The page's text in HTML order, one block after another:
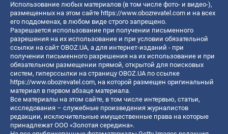
Использование любых материалов (в том числе фото- и видео-),
размещенных на этом сайте https://www.obozrevatel.com и на всех
его поддоменах, в любом виде строго запрещено.
Разрешается использование при получении письменного
разрешения на их использование и при условии обязательной
ссылки на сайт OBOZ.UA, а для интернет-изданий - при
получении письменного разрешения на их использование и при
обязательном размещении прямой, открытой для поисковых
систем, гиперссылки на страницу OBOZ.UA по ссылке
https://www.obozrevatel.com, на которой размещен оригинальный
материал в первом абзаце материала.
Все материалы на этом сайте, в том числе интервью, статьи,
исследования – служебные произведения журналистов
редакции, исключительные имущественные права на которые
принадлежат ООО «Золотая середина».